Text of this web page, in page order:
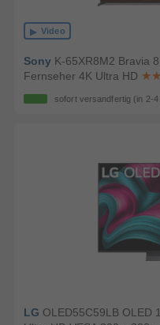
Video
Sony K-65XR8M2 Bravia
Fernseher 4K Ultra HD
sofort versandfertig (in 2-4
LG OLED55C59LB OLED